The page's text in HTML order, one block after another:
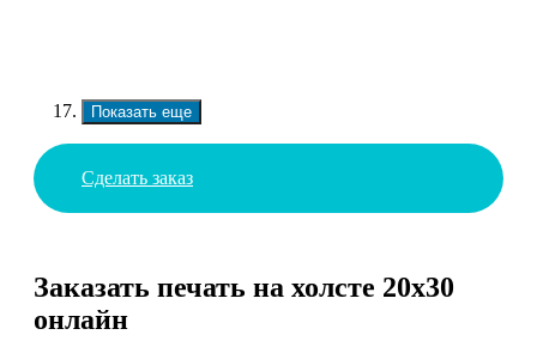
Показать еще
Сделать заказ
Заказать печать на холсте 20х30
онлайн